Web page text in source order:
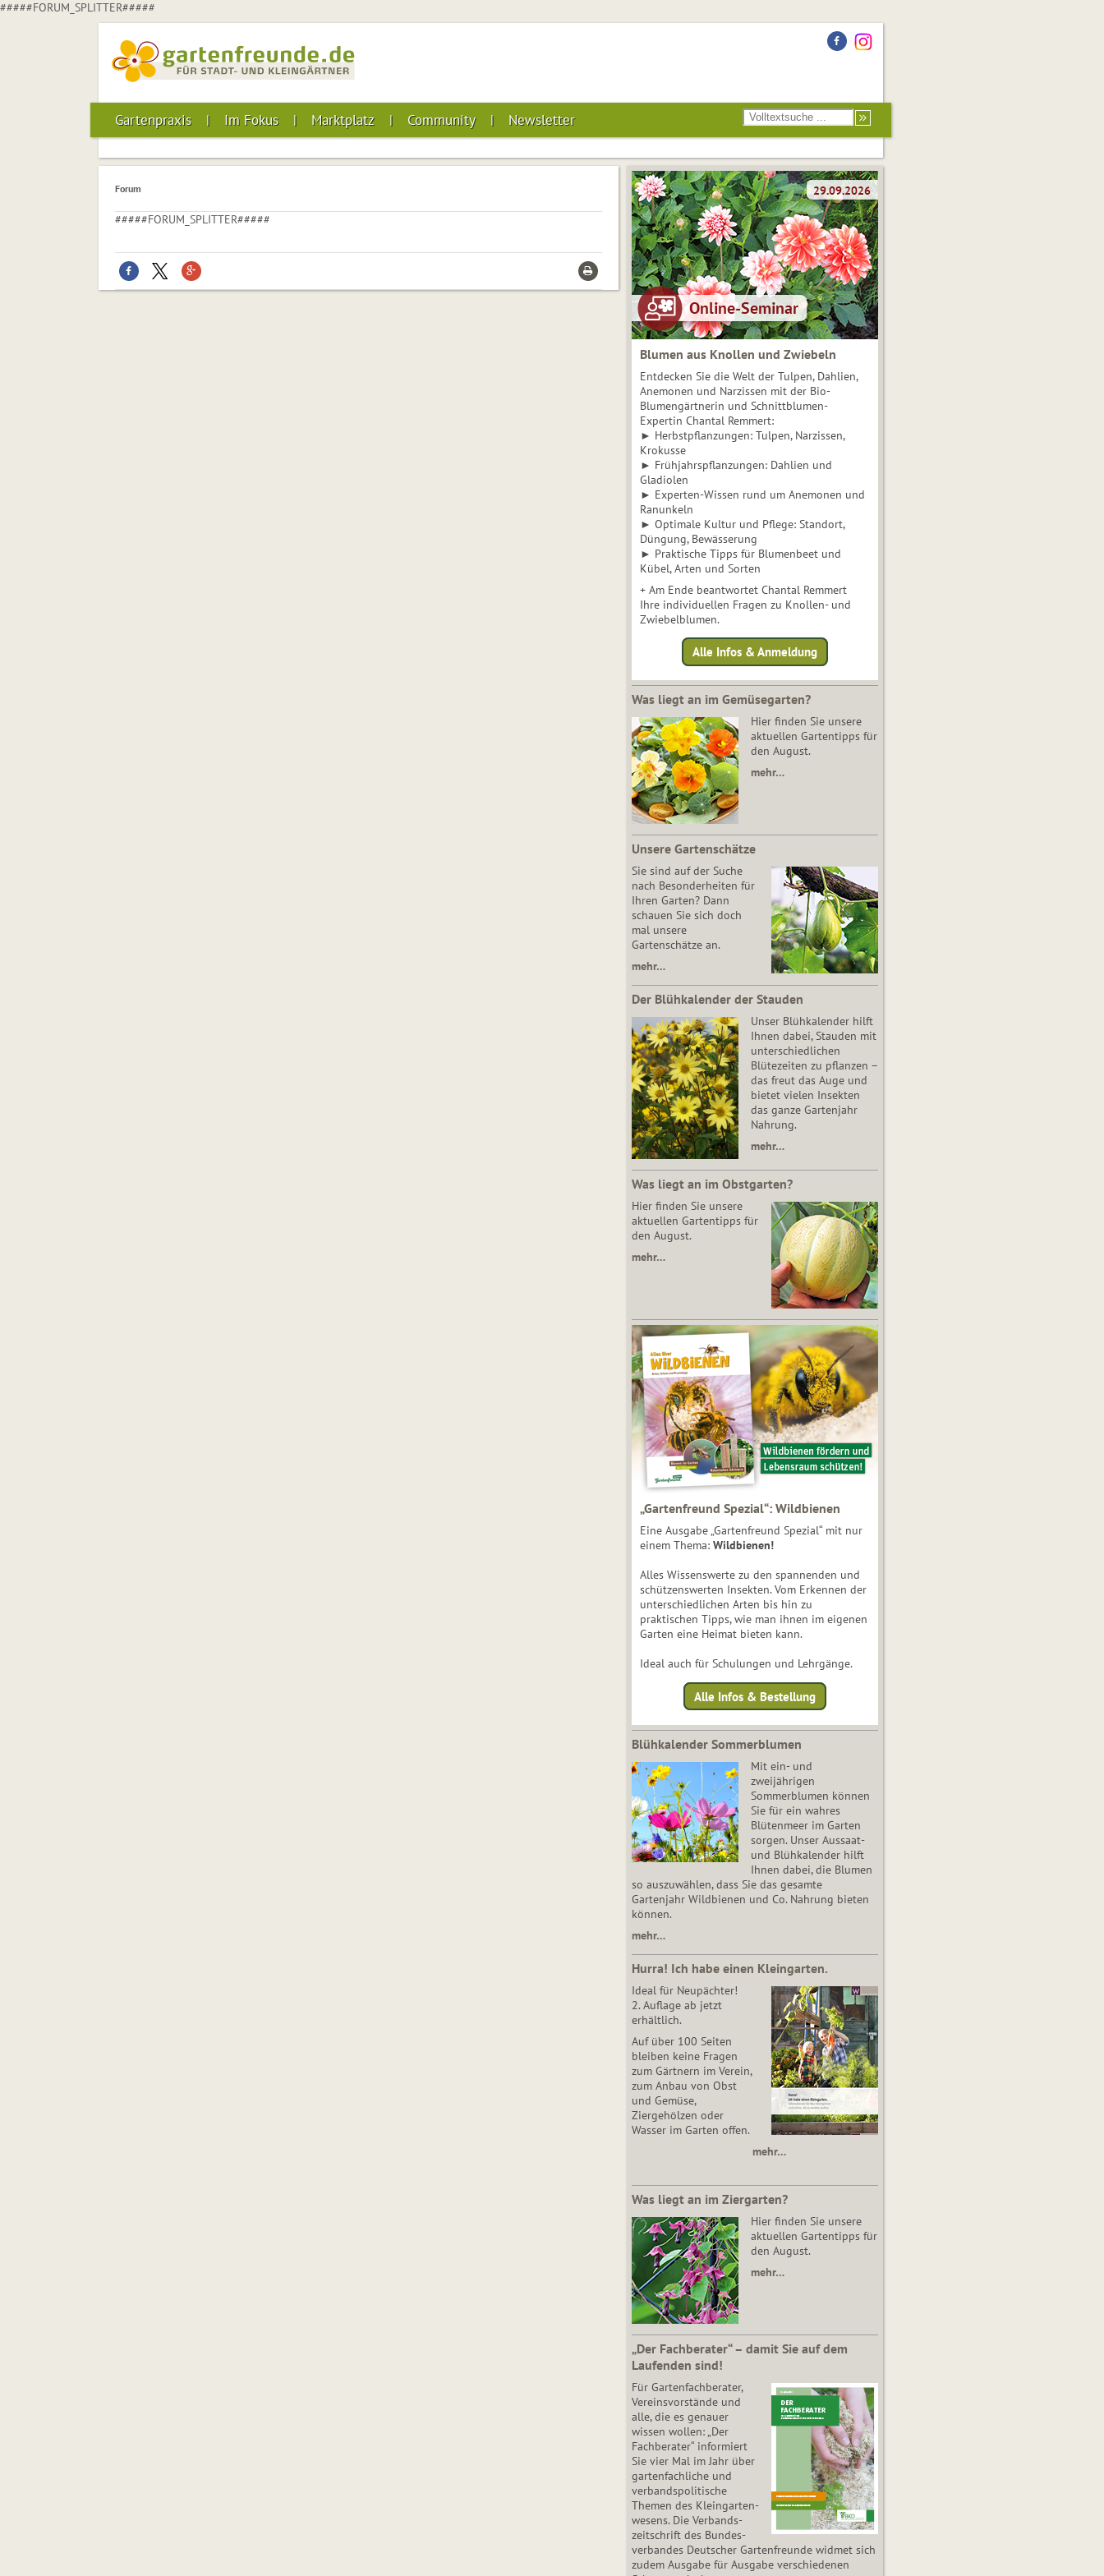
#####FORUM_SPLITTER#####
Gartenpraxis Im Fokus Marktplatz Community Newsletter
Forum
#####FORUM_SPLITTER#####
Blumen aus Knollen und Zwiebeln
Entdecken Sie die Welt der Tulpen, Dahlien,
Anemonen und Narzissen mit der Bio-
Blumengärtnerin und Schnittblumen-
Expertin Chantal Remmert:
► Herbstpflanzungen: Tulpen, Narzissen,
Krokusse
► Frühjahrspflanzungen: Dahlien und
Gladiolen
► Experten-Wissen rund um Anemonen und
Ranunkeln
► Optimale Kultur und Pflege: Standort,
Düngung, Bewässerung
► Praktische Tipps für Blumenbeet und
Kübel, Arten und Sorten
+ Am Ende beantwortet Chantal Remmert
Ihre individuellen Fragen zu Knollen- und
Zwiebelblumen.
Alle Infos & Anmeldung
Was liegt an im Gemüsegarten?
Hier finden Sie unsere
aktuellen Gartentipps für
den August.
mehr…
Unsere Gartenschätze
Sie sind auf der Suche
nach Besonderheiten für
Ihren Garten? Dann
schauen Sie sich doch
mal unsere
Gartenschätze an.
mehr…
Der Blühkalender der Stauden
Unser Blühkalender hilft
Ihnen dabei, Stauden mit
unterschiedlichen
Blütezeiten zu pflanzen –
das freut das Auge und
bietet vielen Insekten
das ganze Gartenjahr
Nahrung.
mehr…
Was liegt an im Obstgarten?
Hier finden Sie unsere
aktuellen Gartentipps für
den August.
mehr…
„Gartenfreund Spezial“: Wildbienen
Eine Ausgabe „Gartenfreund Spezial“ mit nur
einem Thema: Wildbienen!
Alles Wissenswerte zu den spannenden und
schützenswerten Insekten. Vom Erkennen der
unterschiedlichen Arten bis hin zu
praktischen Tipps, wie man ihnen im eigenen
Garten eine Heimat bieten kann.
Ideal auch für Schulungen und Lehrgänge.
Alle Infos & Bestellung
Blühkalender Sommerblumen
Mit ein- und
zweijährigen
Sommerblumen können
Sie für ein wahres
Blütenmeer im Garten
sorgen. Unser Aussaat-
und Blühkalender hilft
Ihnen dabei, die Blumen
so auszuwählen, dass Sie das gesamte
Gartenjahr Wildbienen und Co. Nahrung bieten
können.
mehr…
Hurra! Ich habe einen Kleingarten.
Ideal für Neupächter!
2. Auflage ab jetzt
erhältlich.
Auf über 100 Seiten
bleiben keine Fragen
zum Gärtnern im Verein,
zum Anbau von Obst
und Gemüse,
Ziergehölzen oder
Wasser im Garten offen.
mehr…
Was liegt an im Ziergarten?
Hier finden Sie unsere
aktuellen Gartentipps für
den August.
mehr…
„Der Fachberater“ – damit Sie auf dem
Laufenden sind!
Für Gartenfachberater,
Vereinsvorstände und
alle, die es genauer
wissen wollen: „Der
Fachberater“ informiert
Sie vier Mal im Jahr über
gartenfachliche und
verbandspolitische
Themen des Klein­gar­ten­
wesens. Die Ver­bands­
zeit­schrift des Bun­des­
ver­ban­des Deutscher Gartenfreunde widmet sich
zudem Ausgabe für Ausgabe verschiedenen